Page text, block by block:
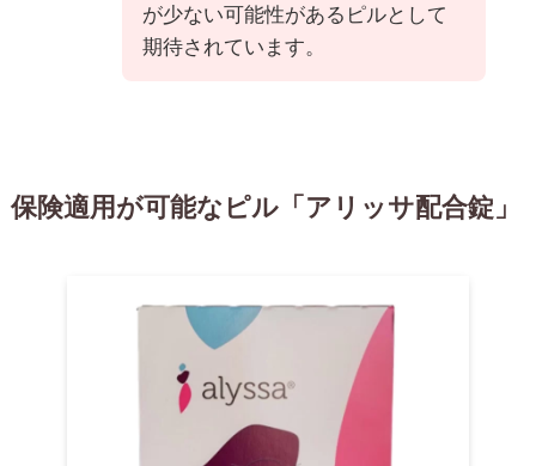
が少ない可能性があるピルとして
期待されています。
保険適用が可能なピル「アリッサ配合錠」